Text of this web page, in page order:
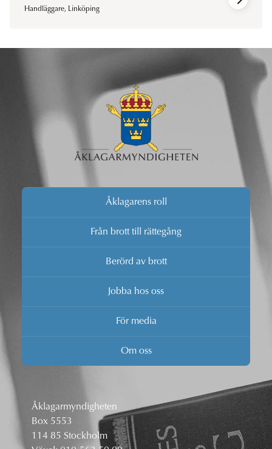
Handläggare, Linköping
Åklagarens roll
Från brott till rättegång
Berörd av brott
Jobba hos oss
För media
Om oss
Åklagarmyndigheten
Box 5553
114 85 Stockholm